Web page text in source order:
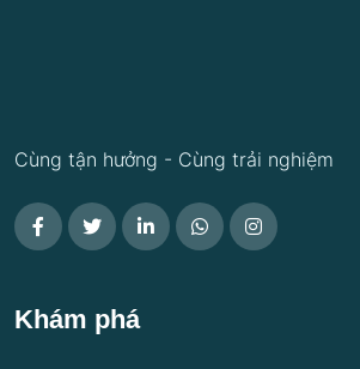
Cùng tận hưởng - Cùng trải nghiệm
Khám phá